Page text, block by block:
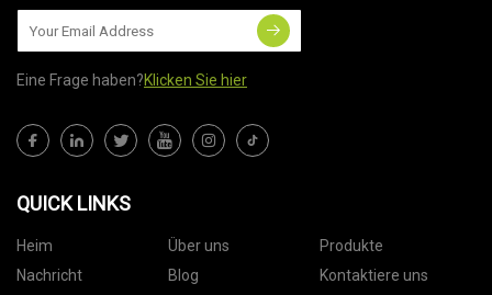
Eine Frage haben?Klicken Sie hier
QUICK LINKS
Heim Über uns
Produkte
Nachricht
Blog
Kontaktiere uns